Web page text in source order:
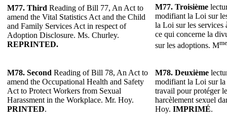
M77. Third Reading of Bill 77, An Act to
amend the Vital Statistics Act and the Child
and Family Services Act in respect of
Adoption Disclosure. Ms. Churley.
REPRINTED.
M77. Troisième
modifiant la Loi sur
la Loi sur les services
ce qui concerne la
sur les adoptions. Mme
M78. Second Reading of Bill 78, An Act to
amend the Occupational Health and Safety
Act to Protect Workers from Sexual
Harassment in the Workplace. Mr. Hoy.
PRINTED.
M78. Deuxième
modifiant la Loi sur la
travail pour protéger
harcèlement sexuel
Hoy. IMPRIMÉ.